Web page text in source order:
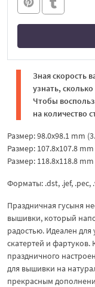
Зная скорость
узнать,
Чтобы
на количество
Размер: 98.0x98.1 mm
Размер: 107.8x107.8
Размер: 118.8x118.8
Форматы: .dst, .jef, .pec,
Праздничная гусыня
вышивки, который
радостью. Идеален
скатертей и фартуков.
праздничного
для вышивки на
прекрасным